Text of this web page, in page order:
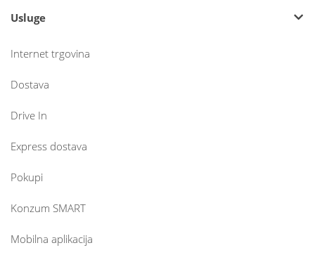
Usluge
Internet trgovina
Dostava
Drive In
Express dostava
Pokupi
Konzum SMART
Mobilna aplikacija